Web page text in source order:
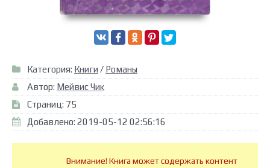
Категория: Книги / Романы
Автор: Мейвис Чик
Страниц: 75
Добавлено: 2019-05-12 02:56:16
Внимание! Книга может содержать контент